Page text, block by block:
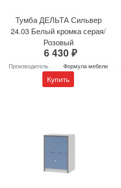
Тумба ДЕЛЬТА Сильвер
24.03 Белый кромка серая/
Розовый
6 430 ₽
Производитель Формула мебели
Купить